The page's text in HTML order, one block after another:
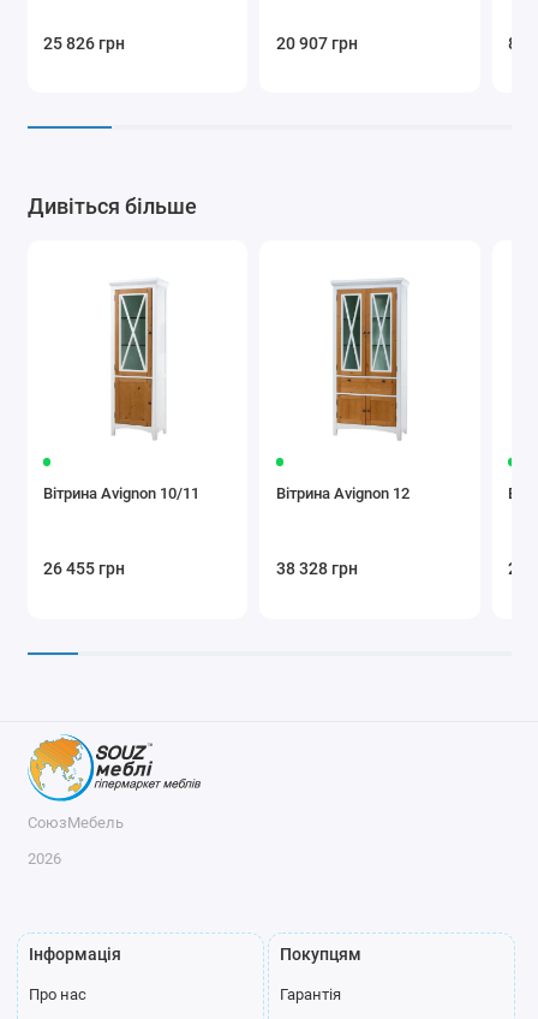
25 826 грн 20 907 грн 8
Дивіться більше
Вітрина Avignon 10/11
26 455 грн
Вітрина Avignon 12
38 328 грн 26
СоюзМебель
2026
Інформація
Про нас
Покупцям
Гарантія